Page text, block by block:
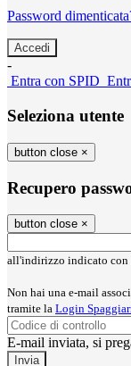
Password
-
Entra con SPID
Seleziona utente
button close ×
Recupero
button close ×
all'indirizzo indicato con
Non hai una e-mail
tramite la Login
E-mail inviata, si